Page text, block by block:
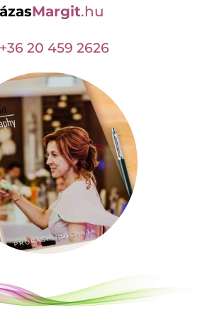
Margit.hu
+36 20 459 2626